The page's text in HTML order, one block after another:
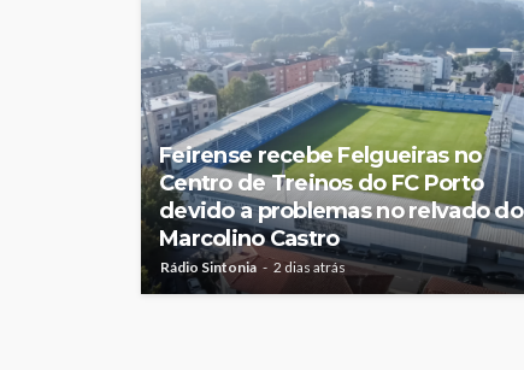
Feirense recebe Felgueiras no
Centro de Treinos do FC Porto
devido a problemas no relvado do
Marcolino Castro
Rádio Sintonia 2 dias atrás